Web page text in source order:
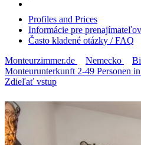
Profiles and Prices
Informácie pre prenajímateľov
Často kladené otázky / FAQ
Monteurzimmer.de
Nemecko
Monteurunterkunft 2-49 Personen
Zdieľať vstup